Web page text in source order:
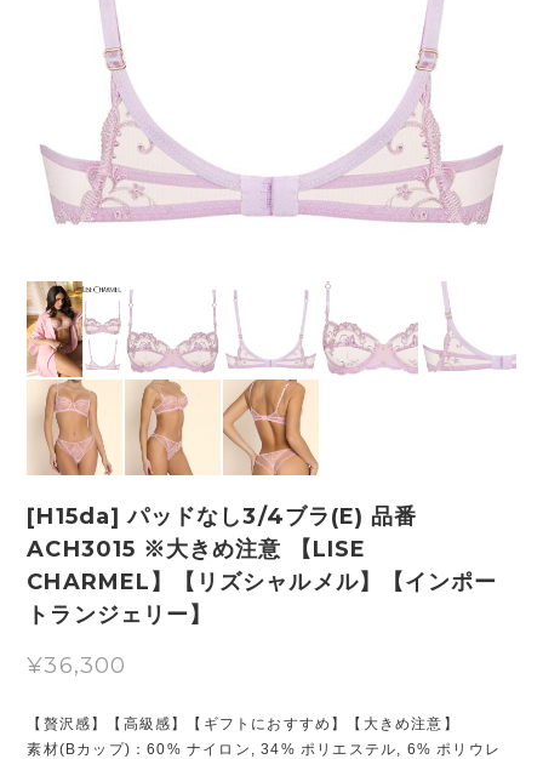
[H15da] パッドなし3/4ブラ(E) 品番
ACH3015 ※大きめ注意 【LISE
CHARMEL】【リズシャルメル】【インポー
トランジェリー】
¥36,300
【贅沢感】【高級感】【ギフトにおすすめ】【大きめ注意】
素材(Bカップ)：60% ナイロン, 34% ポリエステル, 6% ポリウレ